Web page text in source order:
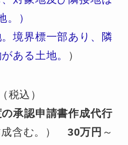
。）
境界標一部あり、隣
ある土地。
）
税込）
承認申請書作成代行
成含む。） 30万円 ～